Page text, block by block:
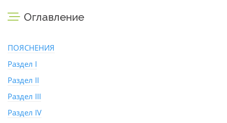
Оглавление
ПОЯСНЕНИЯ
Раздел I
Раздел II
Раздел III
Раздел IV